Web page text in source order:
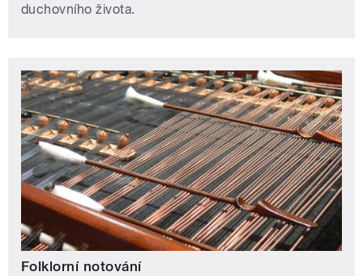
duchovního života.
Folklorní notování